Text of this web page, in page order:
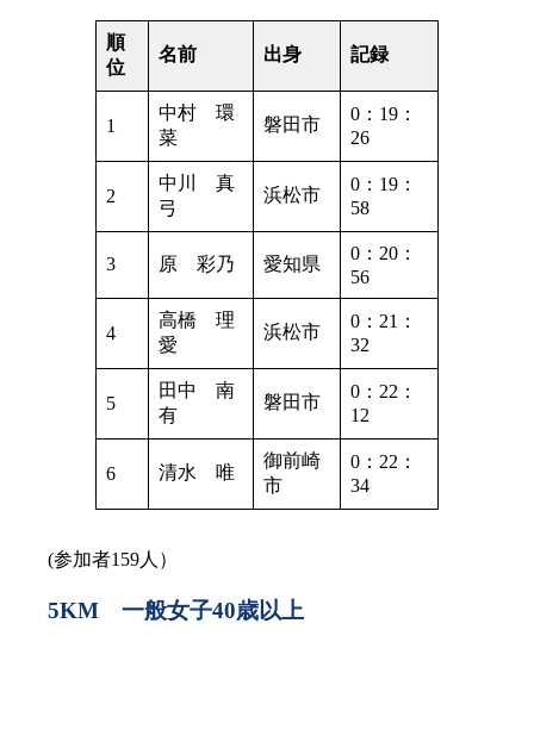
順
位
名前 出身 記録
1
中村 環
菜
磐田市
0：19：
26
2
中川 真
弓
浜松市
0：19：
58
3 原 彩乃 愛知県
0：20：
56
4
高橋 理
愛
浜松市
0：21：
32
5
田中 南
有
磐田市
0：22：
12
6 清水 唯
御前崎
市
0：22：
34
(参加者159人）
5KM 一般女子40歳以上